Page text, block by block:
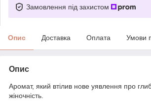
Замовлення під захистом
Опис Доставка Оплата Умови
Опис
Аромат, який втілив нове уявлення про
жіночність.